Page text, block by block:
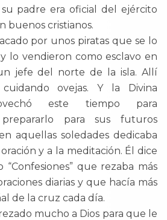
padre era oficial del ejército
buenos cristianos.
por unos piratas que se lo
y lo vendieron como esclavo en
jefe del norte de la isla. Allí
ovejas. Y la Divina
este tiempo para
para sus futuros
aquellas soledades dedicaba
y a la meditación. Él dice
que rezaba más
diarias y que hacía más
de la cruz cada día.
mucho a Dios para que le